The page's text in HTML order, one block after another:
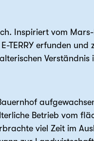
Inspiriert vom
TERRY erfunden
Verständnis
Betrieb vom
viel Zeit im